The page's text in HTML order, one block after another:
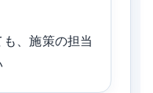
、施策の担当